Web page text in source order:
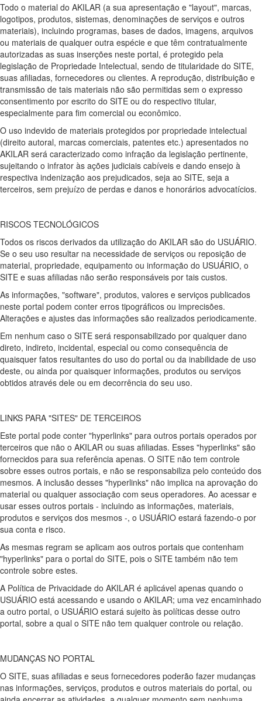
Todo o material do AKILAR (a sua apresentação e "layout", marcas,
logotipos, produtos, sistemas, denominações de serviços e outros
materiais), incluindo programas, bases de dados, imagens, arquivos
ou materiais de qualquer outra espécie e que têm contratualmente
autorizadas as suas inserções neste portal, é protegido pela
legislação de Propriedade Intelectual, sendo de titularidade do SITE,
suas afiliadas, fornecedores ou clientes. A reprodução, distribuição e
transmissão de tais materiais não são permitidas sem o expresso
consentimento por escrito do SITE ou do respectivo titular,
especialmente para fim comercial ou econômico.
O uso indevido de materiais protegidos por propriedade intelectual
(direito autoral, marcas comerciais, patentes etc.) apresentados no
AKILAR será caracterizado como infração da legislação pertinente,
sujeitando o infrator às ações judiciais cabíveis e dando ensejo à
respectiva indenização aos prejudicados, seja ao SITE, seja a
terceiros, sem prejuízo de perdas e danos e honorários advocatícios.
RISCOS TECNOLÓGICOS
Todos os riscos derivados da utilização do AKILAR são do USUÁRIO.
Se o seu uso resultar na necessidade de serviços ou reposição de
material, propriedade, equipamento ou informação do USUÁRIO, o
SITE e suas afiliadas não serão responsáveis por tais custos.
As informações, "software", produtos, valores e serviços publicados
neste portal podem conter erros tipográficos ou imprecisões.
Alterações e ajustes das informações são realizados periodicamente.
Em nenhum caso o SITE será responsabilizado por qualquer dano
direto, indireto, incidental, especial ou como consequência de
quaisquer fatos resultantes do uso do portal ou da inabilidade de uso
deste, ou ainda por quaisquer informações, produtos ou serviços
obtidos através dele ou em decorrência do seu uso.
LINKS PARA "SITES" DE TERCEIROS
Este portal pode conter "hyperlinks" para outros portais operados por
terceiros que não o AKILAR ou suas afiliadas. Esses "hyperlinks" são
fornecidos para sua referência apenas. O SITE não tem controle
sobre esses outros portais, e não se responsabiliza pelo conteúdo dos
mesmos. A inclusão desses "hyperlinks" não implica na aprovação do
material ou qualquer associação com seus operadores. Ao acessar e
usar esses outros portais - incluindo as informações, materiais,
produtos e serviços dos mesmos -, o USUÁRIO estará fazendo-o por
sua conta e risco.
As mesmas regram se aplicam aos outros portais que contenham
"hyperlinks" para o portal do SITE, pois o SITE também não tem
controle sobre estes.
A Política de Privacidade do AKILAR é aplicável apenas quando o
USUÁRIO está acessando e usando o AKILAR; uma vez encaminhado
a outro portal, o USUÁRIO estará sujeito às políticas desse outro
portal, sobre a qual o SITE não tem qualquer controle ou relação.
MUDANÇAS NO PORTAL
O SITE, suas afiliadas e seus fornecedores poderão fazer mudanças
nas informações, serviços, produtos e outros materiais do portal, ou